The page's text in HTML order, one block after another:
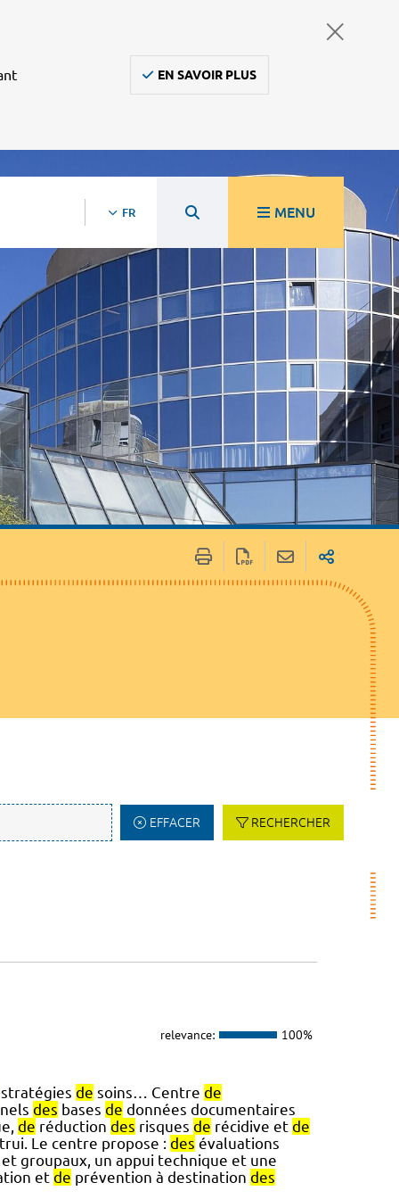
EN SAVOIR PLUS
FR MENU
EFFACER RECHERCHER
relevance: 100%
stratégies de soins… Centre de
des bases de données documentaires
de réduction des risques de récidive et de
Le centre propose : des évaluations
groupaux, un appui technique et une
et de prévention à destination des